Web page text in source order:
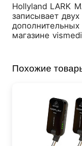
Hollyland LARK
записывает
магазине
Похожие